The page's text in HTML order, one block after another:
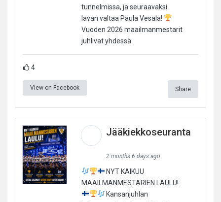
tunnelmissa, ja seuraavaksi
lavan valtaa Paula Vesala!
Vuoden 2026 maailmanmestarit
juhlivat yhdessä
4
View on Facebook Share
Jääkiekkoseuranta
2 months 6 days ago
NYT KAIKUU
MAAILMANMESTARIEN LAULU!
Kansanjuhlan